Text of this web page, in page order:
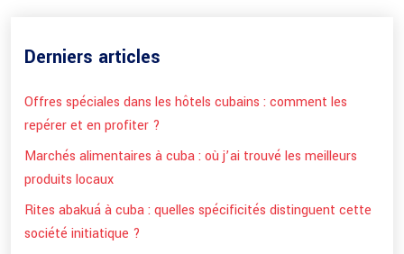
Derniers articles
Offres spéciales dans les hôtels cubains : comment les
repérer et en profiter ?
Marchés alimentaires à cuba : où j’ai trouvé les meilleurs
produits locaux
Rites abakuá à cuba : quelles spécificités distinguent cette
société initiatique ?